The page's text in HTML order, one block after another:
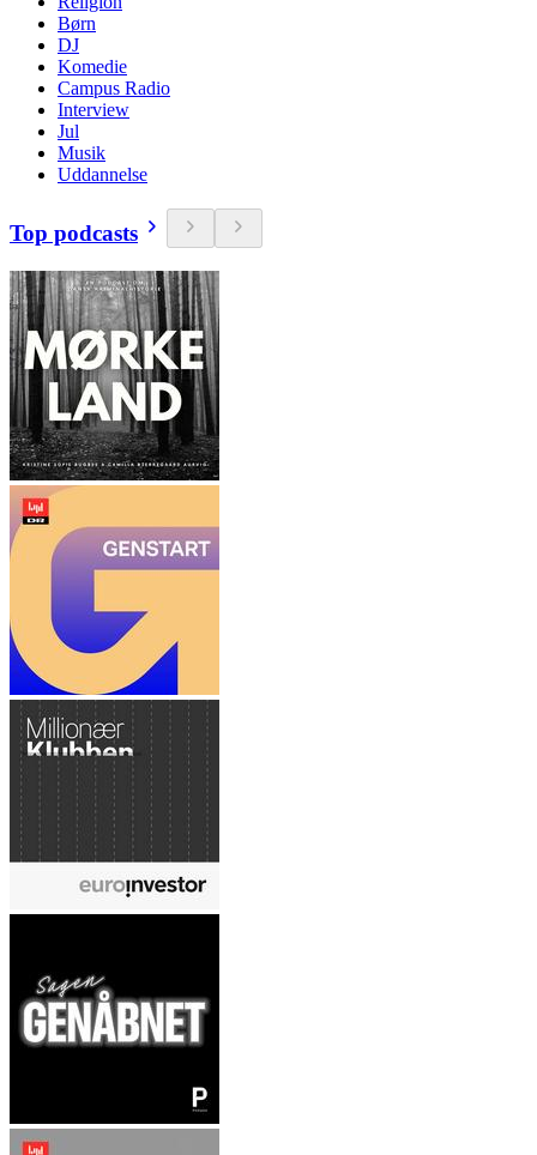
Børn
DJ
Komedie
Campus Radio
Interview
Jul
Musik
Uddannelse
Top podcasts